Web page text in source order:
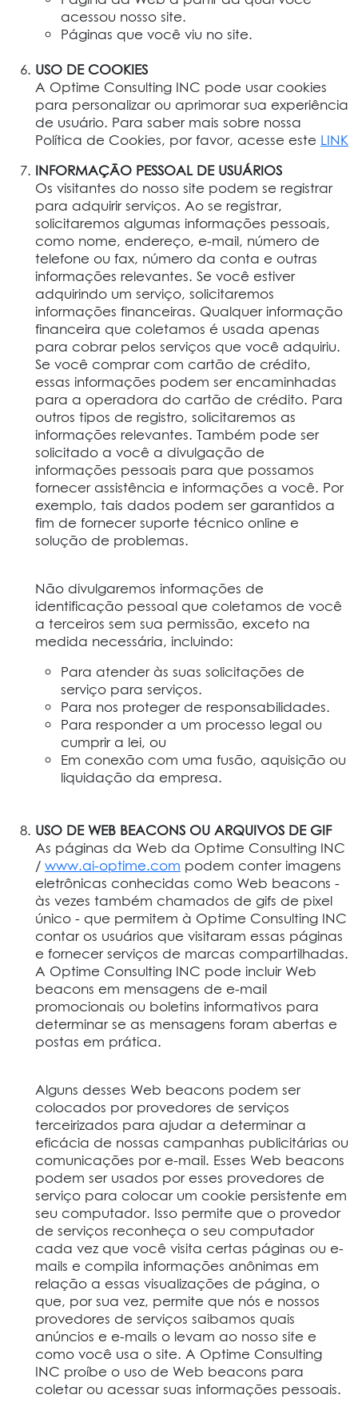
acessou nosso site.
Páginas que você viu no site.
USO DE COOKIES
A Optime Consulting INC pode usar cookies
para personalizar ou aprimorar sua experiência
de usuário. Para saber mais sobre nossa
Política de Cookies, por favor, acesse este LINK
INFORMAÇÃO PESSOAL DE USUÁRIOS
Os visitantes do nosso site podem se registrar
para adquirir serviços. Ao se registrar,
solicitaremos algumas informações pessoais,
como nome, endereço, e-mail, número de
telefone ou fax, número da conta e outras
informações relevantes. Se você estiver
adquirindo um serviço, solicitaremos
informações financeiras. Qualquer informação
financeira que coletamos é usada apenas
para cobrar pelos serviços que você adquiriu.
Se você comprar com cartão de crédito,
essas informações podem ser encaminhadas
para a operadora do cartão de crédito. Para
outros tipos de registro, solicitaremos as
informações relevantes. Também pode ser
solicitado a você a divulgação de
informações pessoais para que possamos
fornecer assistência e informações a você. Por
exemplo, tais dados podem ser garantidos a
fim de fornecer suporte técnico online e
solução de problemas.
Não divulgaremos informações de
identificação pessoal que coletamos de você
a terceiros sem sua permissão, exceto na
medida necessária, incluindo:
Para atender às suas solicitações de
serviço para serviços.
Para nos proteger de responsabilidades.
Para responder a um processo legal ou
cumprir a lei, ou
Em conexão com uma fusão, aquisição ou
liquidação da empresa.
USO DE WEB BEACONS OU ARQUIVOS DE GIF
As páginas da Web da Optime Consulting INC
/ www.ai-optime.com podem conter imagens
eletrônicas conhecidas como Web beacons -
às vezes também chamados de gifs de pixel
único - que permitem à Optime Consulting INC
contar os usuários que visitaram essas páginas
e fornecer serviços de marcas compartilhadas.
A Optime Consulting INC pode incluir Web
beacons em mensagens de e-mail
promocionais ou boletins informativos para
determinar se as mensagens foram abertas e
postas em prática.
Alguns desses Web beacons podem ser
colocados por provedores de serviços
terceirizados para ajudar a determinar a
eficácia de nossas campanhas publicitárias ou
comunicações por e-mail. Esses Web beacons
podem ser usados por esses provedores de
serviço para colocar um cookie persistente em
seu computador. Isso permite que o provedor
de serviços reconheça o seu computador
cada vez que você visita certas páginas ou e-
mails e compila informações anônimas em
relação a essas visualizações de página, o
que, por sua vez, permite que nós e nossos
provedores de serviços saibamos quais
anúncios e e-mails o levam ao nosso site e
como você usa o site. A Optime Consulting
INC proíbe o uso de Web beacons para
coletar ou acessar suas informações pessoais.